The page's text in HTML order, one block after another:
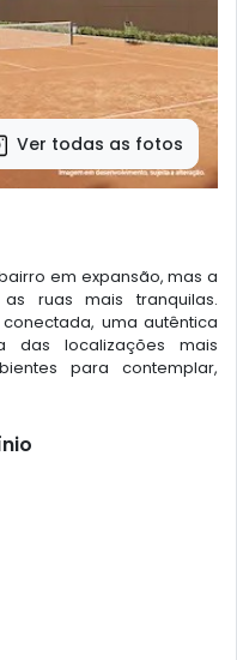
Ver todas as fotos
em expansão, mas a
ruas mais tranquilas.
uma autêntica
das localizações mais
para contemplar,